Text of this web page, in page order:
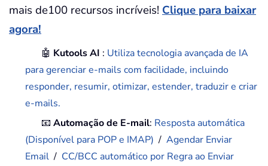
mais de100 recursos incríveis! Clique para baixar
agora!
🤖 Kutools AI : Utiliza tecnologia avançada de IA
para gerenciar e-mails com facilidade, incluindo
responder, resumir, otimizar, estender, traduzir e criar
e-mails.
📧Automação de E-mail: Resposta automática
(Disponível para POP e IMAP) /Agendar Enviar
Email / CC/BCC automático por Regra ao Enviar